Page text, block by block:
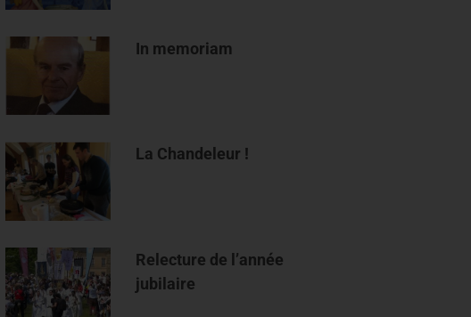
In memoriam
La Chandeleur !
Relecture de l’année
jubilaire